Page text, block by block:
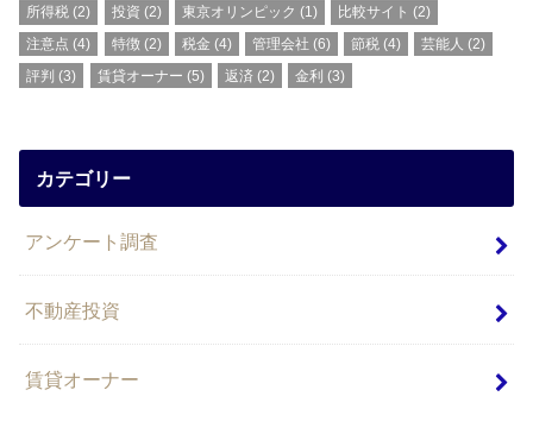
所得税 (2) 投資 (2) 東京オリンピック (1) 比較サイト (2)
注意点 (4) 特徴(2) 税金 (4) 管理会社 (6) 節税 (4) 芸能人 (2)
評判 (3) 賃貸オーナー (5) 返済 (2) 金利 (3)
カテゴリー
アンケート調査
不動産投資
賃貸オーナー